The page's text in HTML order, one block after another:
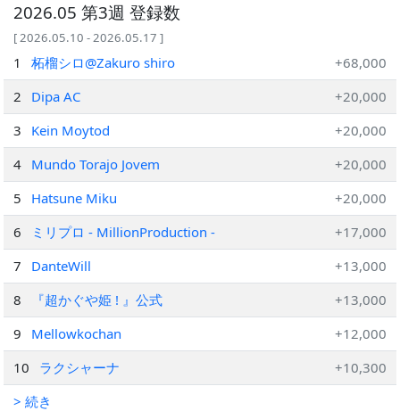
2026.05 第3週 登録数
[ 2026.05.10 - 2026.05.17 ]
1 柘榴シロ@Zakuro shiro
+68,000
2
Dipa AC
+20,000
3
Kein Moytod
+20,000
4 Mundo Torajo Jovem
+20,000
5
Hatsune Miku
+20,000
6
ミリプロ - MillionProduction -
+17,000
7
DanteWill
+13,000
8
『超かぐや姫 ! 』公式
+13,000
9
Mellowkochan
+12,000
10
ラクシャーナ
+10,300
> 続き